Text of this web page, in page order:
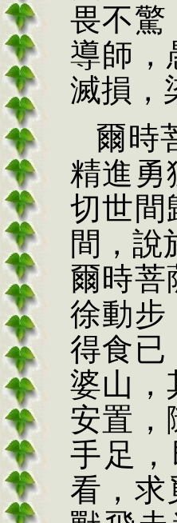
畏不驚
導師，
滅損，
爾時
精進勇
切世間
間，說
爾時菩
徐動步
得食已
婆山，
安置，
手足
看，求